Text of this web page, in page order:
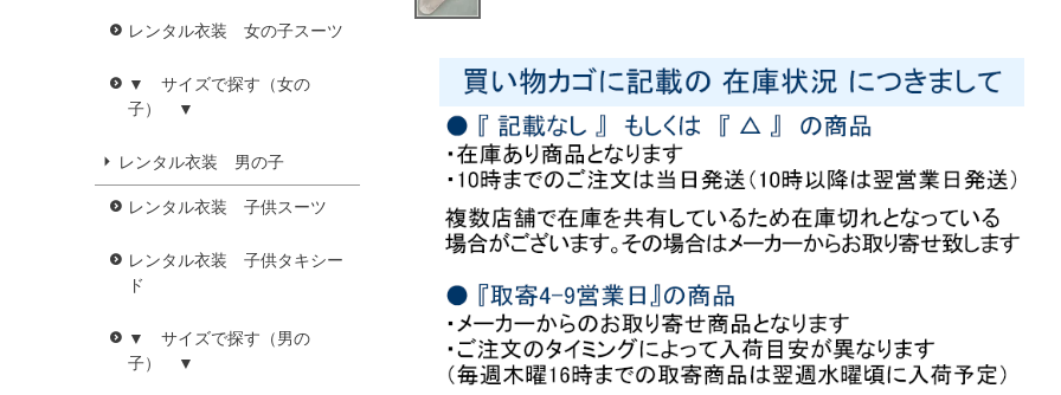
レンタル衣装 女の子スーツ
▼ サイズで探す（女の
子） ▼
レンタル衣装 男の子
レンタル衣装 子供スーツ
レンタル衣装 子供タキシー
ド
▼ サイズで探す（男の
子） ▼